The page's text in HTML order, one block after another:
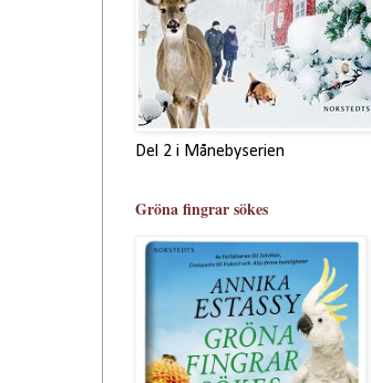
Del 2 i Månebyserien
Gröna fingrar sökes